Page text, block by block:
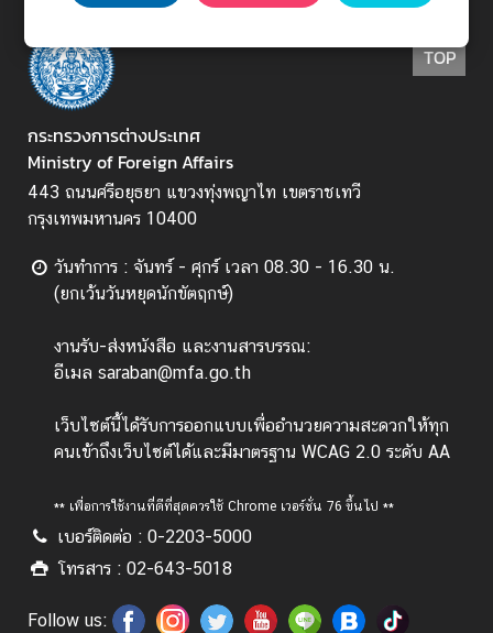
า
ร
ป
ร
ะ
ช
า
น
ข้
อ
ล
ป
ะ
ท
ศ
TOP
กระทรวงการต่างประเทศ
Ministry of Foreign Affairs
443 ถนนศรีอยุธยา แขวงทุ่งพญาไท เขตราชเทวี
กรุงเทพมหานคร 10400
วันทำการ : จันทร์ - ศุกร์ เวลา 08.30 - 16.30 น.
(ยกเว้นวันหยุดนักขัตฤกษ์)
งานรับ-ส่งหนังสือ และงานสารบรรณ:
อีเมล saraban@mfa.go.th
เว็บไซต์นี้ได้รับการออกแบบเพื่ออำนวยความสะดวกให้ทุก
คนเข้าถึงเว็บไซต์ได้และมีมาตรฐาน WCAG 2.0 ระดับ AA
** เพื่อการใช้งานที่ดีที่สุดควรใช้ Chrome เวอร์ชั่น 76 ขึ้นไป **
เบอร์ติดต่อ : 0-2203-5000
โทรสาร : 02-643-5018
Follow us: